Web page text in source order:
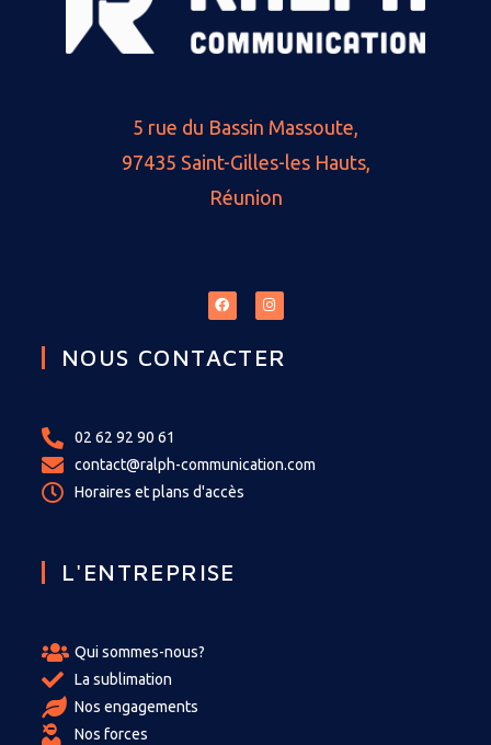
5 rue du Bassin Massoute,
97435 Saint-Gilles-les Hauts,
Réunion
NOUS CONTACTER
02 62 92 90 61
contact@ralph-communication.com
Horaires et plans d'accès
L'ENTREPRISE
Qui sommes-nous?
La sublimation
Nos engagements
Nos forces